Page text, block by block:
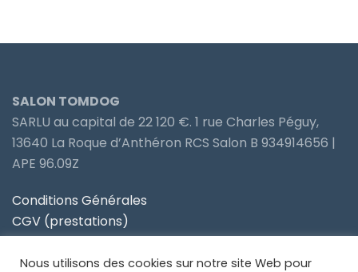
SALON TOMDOG
SARLU au capital de 22 120 €. 1 rue Charles Péguy,
13640 La Roque d’Anthéron RCS Salon B 934914656 |
APE 96.09Z
Conditions Générales
CGV (prestations)
Politique de confidentialité
Nous utilisons des cookies sur notre site Web pour